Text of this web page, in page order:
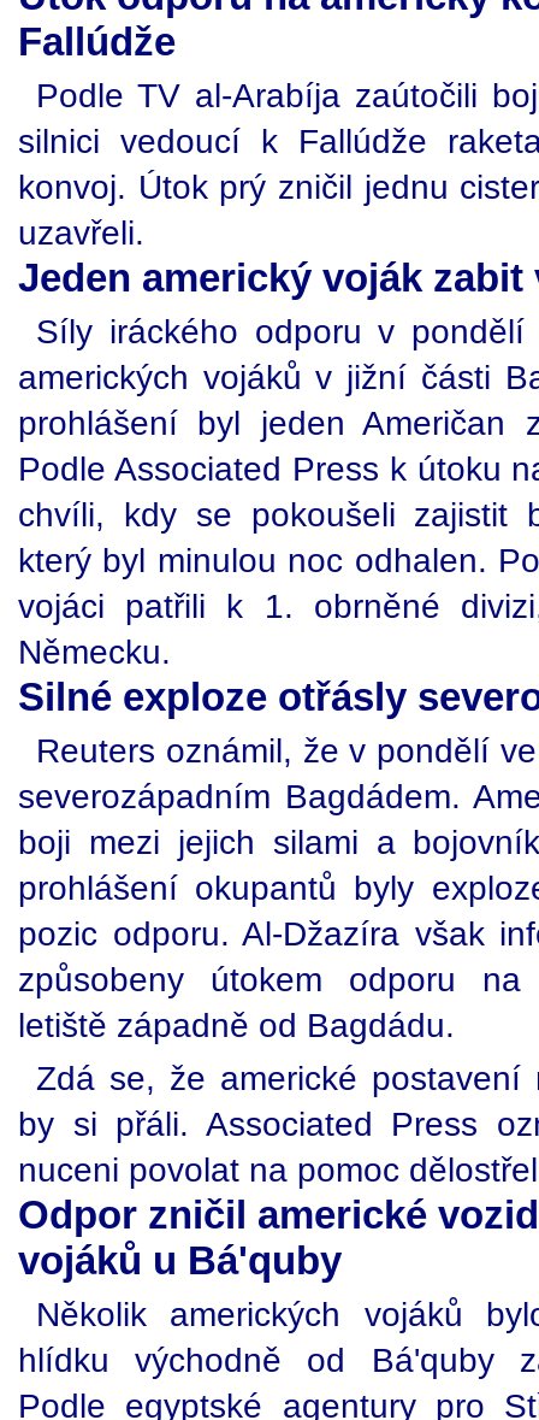
Fallúdže
Podle TV al-Arabíja zaútočili
silnici vedoucí k Fallúdže
konvoj. Útok prý zničil jednu
uzavřeli.
Jeden americký voják zabit
Síly iráckého odporu v
amerických vojáků v jižní části
prohlášení byl jeden Američan
Podle Associated Press k útoku
chvíli, kdy se pokoušeli zajistit
který byl minulou noc odhalen.
vojáci patřili k 1. obrněné
Německu.
Silné exploze otřásly
Reuters oznámil, že v pondělí
severozápadním Bagdádem.
boji mezi jejich silami a
prohlášení okupantů byly
pozic odporu. Al-Džazíra však
způsobeny útokem odporu na
letiště západně od Bagdádu.
Zdá se, že americké
by si přáli. Associated Press
nuceni povolat na pomoc
Odpor zničil americké
vojáků u Bá'quby
Několik amerických vojáků
hlídku východně od Bá'quby
Podle egyptské agentury pro